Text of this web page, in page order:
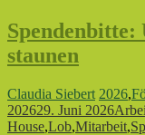
Spendenbitte:
staunen
Claudia Siebert 2026,
202629. Juni 2026
House,Lob,Mitarbeit,